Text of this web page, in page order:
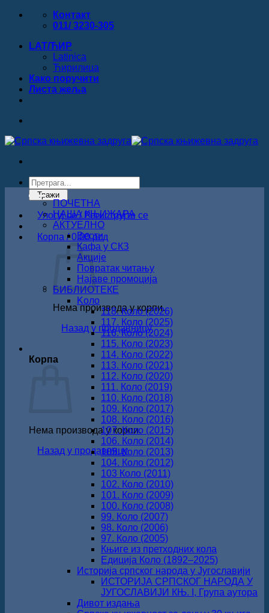
Прескочи
Контакт
011/ 3230-305
LAT/ЋИР
Latinica
Ћирилица
Како поручити
Листa жеља
Products
search
Тражи
Улогуј се / Региструјте се
Корпа /0.00рсд
Нема производа у корпи.
Назад у продавницу
Корпа
Нема производа у корпи.
Назад у продавницу
ПОЧЕТНА
НАША КЊИЖАРА
АКТУЕЛНО
Вести
Кафа у СКЗ
Акције
Повратак читању
Најаве промоција
БИБЛИОТЕКЕ
Koло
118. Коло (2026)
117. Коло (2025)
116. Коло (2024)
115. Коло (2023)
114. Коло (2022)
113. Коло (2021)
112. Коло (2020)
111. Коло (2019)
110. Коло (2018)
109. Коло (2017)
108. Коло (2016)
107. Коло (2015)
106. Коло (2014)
105. Коло (2013)
104. Коло (2012)
103 Коло (2011)
102. Коло (2010)
101. Коло (2009)
100. Коло (2008)
99. Коло (2007)
98. Коло (2006)
97. Коло (2005)
Књиге из претходних кола
Едиција Коло (1892‒2025)
Историја српског народа у Југославији
ИСТОРИЈА СРПСКОГ НАРОДА У
ЈУГОСЛАВИЈИ КЊ. I, Група аутора
Дивот издања